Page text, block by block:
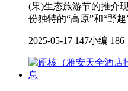
(果)生态旅游节的推介
份独特的“高原”和“野趣
2025-05-17 147小编 186